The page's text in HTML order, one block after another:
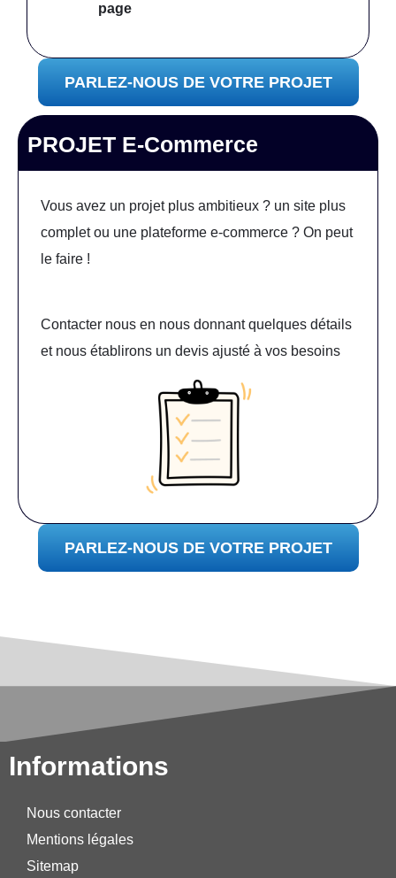
page
PARLEZ-NOUS DE VOTRE PROJET
PROJET E-Commerce
Vous avez un projet plus ambitieux ? un site plus
complet ou une plateforme e-commerce ? On peut
le faire !
Contacter nous en nous donnant quelques détails
et nous établirons un devis ajusté à vos besoins
PARLEZ-NOUS DE VOTRE PROJET
Informations
Nous contacter
Mentions légales
Sitemap